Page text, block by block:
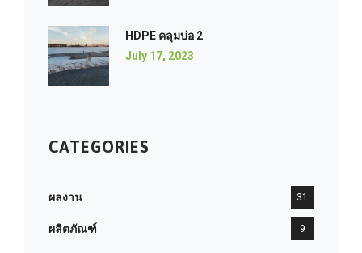
HDPE คลุมบ่อ 2
July 17, 2023
CATEGORIES
ผลงาน 31
ผลิตภัณฑ์ 9